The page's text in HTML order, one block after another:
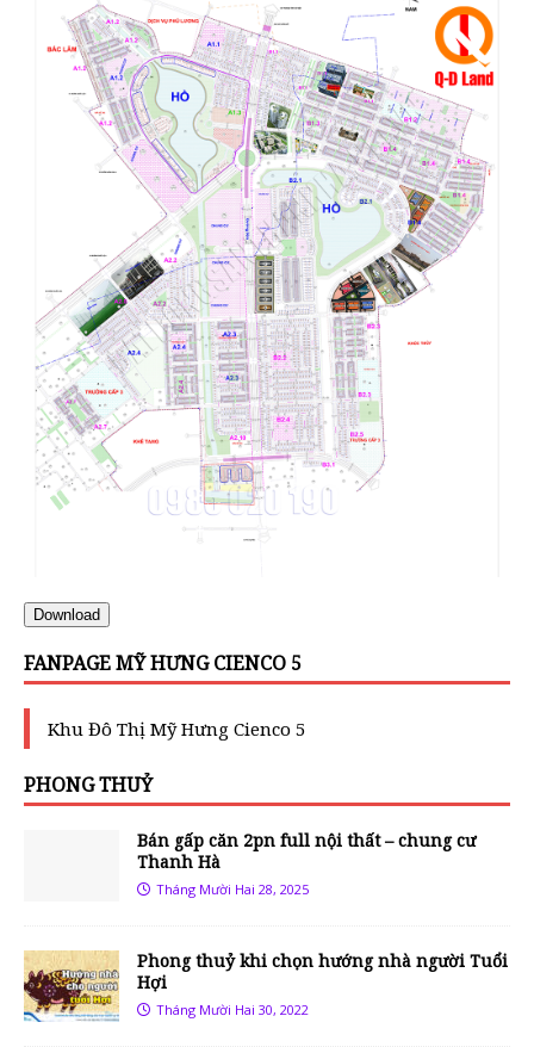
Download
FANPAGE MỸ HƯNG CIENCO 5
Khu Đô Thị Mỹ Hưng Cienco 5
PHONG THUỶ
Bán gấp căn 2pn full nội thất – chung cư
Thanh Hà
Tháng Mười Hai 28, 2025
Phong thuỷ khi chọn hướng nhà người Tuổi
Hợi
Tháng Mười Hai 30, 2022